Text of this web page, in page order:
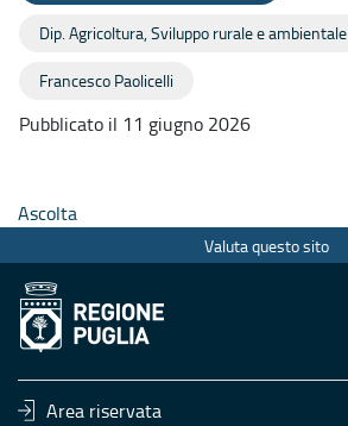
Dip. Agricoltura, Sviluppo rurale e ambientale
Francesco Paolicelli
Pubblicato il 11 giugno 2026
Ascolta
Valuta questo sito
Area riservata